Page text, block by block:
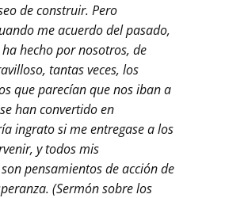
de construir. Pero
me acuerdo del pasado,
hecho por nosotros, de
tantas veces, los
que parecían que nos iban a
han convertido en
ingrato si me entregase a los
y todos mis
pensamientos de acción de
(Sermón sobre los